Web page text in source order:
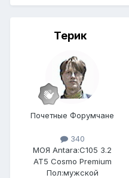
Терик
Почетные Форумчане
340
МОЯ Antara:C105 3.2
AT5 Cosmo Premium
Пол:мужской